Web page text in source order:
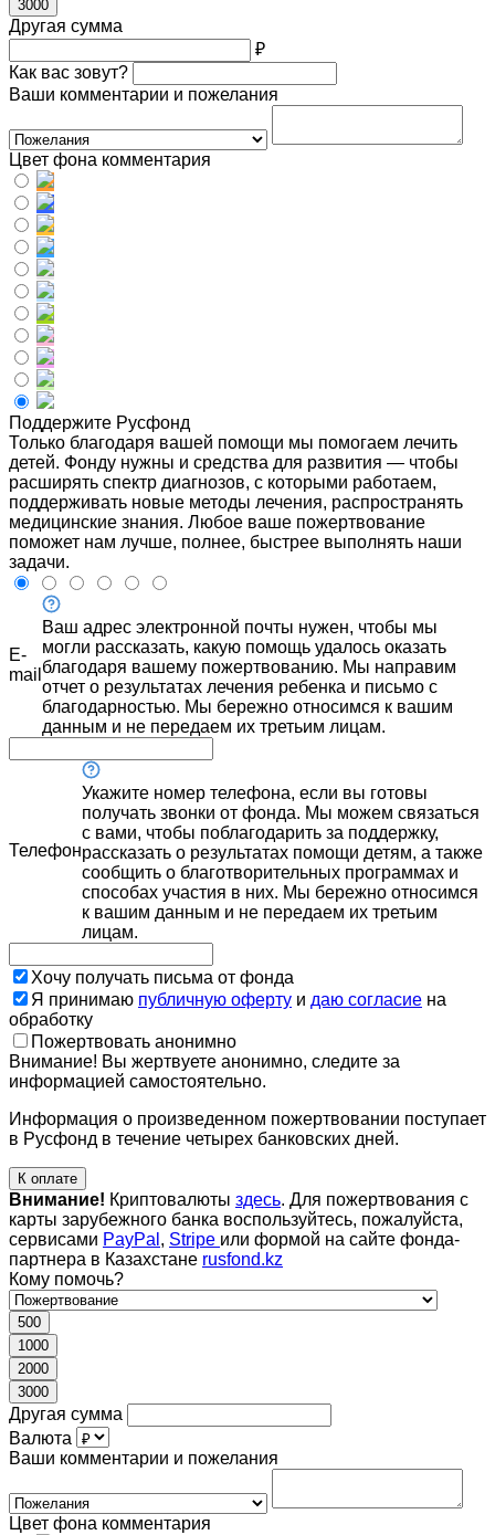
3000
Другая сумма
₽
Как вас зовут?
Ваши комментарии и пожелания
Цвет фона комментария
Поддержите Русфонд
Только благодаря вашей помощи мы помогаем лечить
детей. Фонду нужны и средства для развития — чтобы
расширять спектр диагнозов, с которыми работаем,
поддерживать новые методы лечения, распространять
медицинские знания. Любое ваше пожертвование
поможет нам лучше, полнее, быстрее выполнять наши
задачи.
E-
mail
Ваш адрес электронной почты нужен, чтобы мы
могли рассказать, какую помощь удалось оказать
благодаря вашему пожертвованию. Мы направим
отчет о результатах лечения ребенка и письмо с
благодарностью. Мы бережно относимся к вашим
данным и не передаем их третьим лицам.
Телефон
Укажите номер телефона, если вы готовы
получать звонки от фонда. Мы можем связаться
с вами, чтобы поблагодарить за поддержку,
рассказать о результатах помощи детям, а также
сообщить о благотворительных программах и
способах участия в них. Мы бережно относимся
к вашим данным и не передаем их третьим
лицам.
Хочу получать письма от фонда
Я принимаю публичную оферту и даю согласие на
обработку
Пожертвовать анонимно
Внимание! Вы жертвуете анонимно, следите за
информацией самостоятельно.
Информация о произведенном пожертвовании поступает
в Русфонд в течение четырех банковских дней.
К оплате
Внимание! Криптовалюты здесь. Для пожертвования с
карты зарубежного банка воспользуйтесь, пожалуйста,
сервисами PayPal , Stripe или формой на сайте фонда-
партнера в Казахстане rusfond.kz
Кому помочь?
500
1000
2000
3000
Другая сумма
Валюта
Ваши комментарии и пожелания
Цвет фона комментария